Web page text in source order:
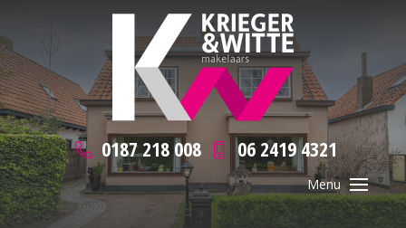
0187 218 008 06 2419 4321